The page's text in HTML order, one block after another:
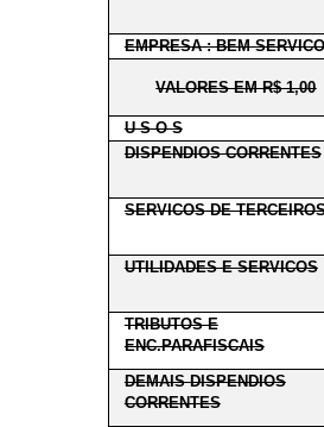
EMPRESA : BEM
VALORES EM R$ 1,00
U S O S
DISPENDIOS CORRENTES
SERVICOS DE
UTILIDADES E SERVICOS
TRIBUTOS E
ENC.PARAFISCAIS
DEMAIS DISPENDIOS
CORRENTES